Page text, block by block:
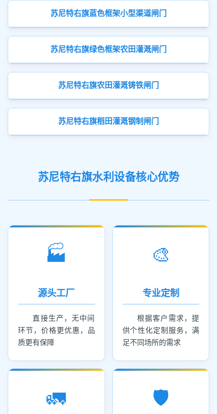
苏尼特右旗蓝色框架小型渠道闸门
苏尼特右旗绿色框架农田灌溉闸门
苏尼特右旗农田灌溉铸铁闸门
苏尼特右旗稻田灌溉钢制闸门
苏尼特右旗水利设备核心优势
🏭
源头工厂
直接生产，无中间
环节，价格更优惠，品
质更有保障
🎨
专业定制
根据客户需求，提
供个性化定制服务，满
足不同场所的需求
🚛 🛡️